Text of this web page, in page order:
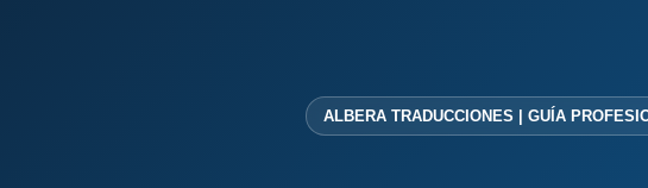
ALBERA TRADUCCIONES | GUÍA